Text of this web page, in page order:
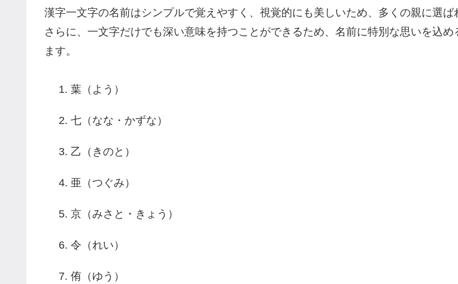
漢字一文字の名前はシンプルで覚えやすく、視覚的にも美しいため、多くの親に選ば
さらに、一文字だけでも深い意味を持つことができるため、名前に特別な思いを込め
ます。
葉（よう）
七（なな・かずな）
乙（きのと）
亜（つぐみ）
京（みさと・きょう）
令（れい）
侑（ゆう）